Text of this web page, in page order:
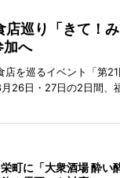
巡り「きて！
へ
店を巡るイベント「第
月26日・27日の2日間、
町に「大衆酒場 酔